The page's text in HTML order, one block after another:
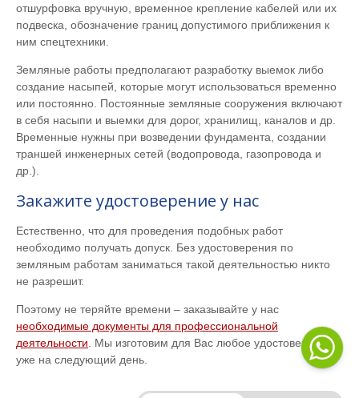
отшурфовка вручную, временное крепление кабелей или их
подвеска, обозначение границ допустимого приближения к
ним спецтехники.
Земляные работы предполагают разработку выемок либо
создание насыпей, которые могут использоваться временно
или постоянно. Постоянные земляные сооружения включают
в себя насыпи и выемки для дорог, хранилищ, каналов и др.
Временные нужны при возведении фундамента, создании
траншей инженерных сетей (водопровода, газопровода и
др.).
Закажите удостоверение у нас
Естественно, что для проведения подобных работ
необходимо получать допуск. Без удостоверения по
земляным работам заниматься такой деятельностью никто
не разрешит.
Поэтому не теряйте времени – заказывайте у нас
необходимые документы для профессиональной
деятельности . Мы изготовим для Вас любое удостоверение
уже на следующий день.